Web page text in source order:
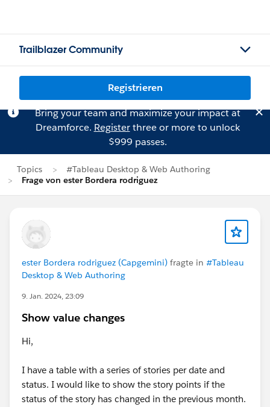
Trailblazer Community
Registrieren
Bring your team and maximize your impact at
Dreamforce. Registerthree or more to unlock
$999 passes.
Topics
#Tableau Desktop & Web Authoring
Frage von ester Bordera rodriguez
ester Bordera rodriguez (Capgemini) fragte in #Tableau
Desktop & Web Authoring
9. Jan. 2024, 23:09
Show value changes
Hi,
I have a table with a series of stories per date and
status. I would like to show the story points if the
status of the story has changed in the previous month.